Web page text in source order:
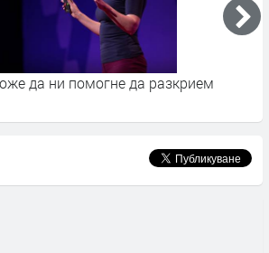
бактерии за откриване на рак